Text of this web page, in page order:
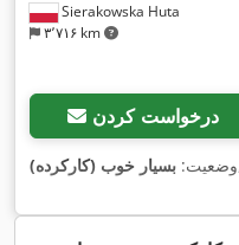
Sierakowska Huta
۳٬۷۱۶ km
درخواست کردن
وضعیت: بسیار خوب (کارکرده)